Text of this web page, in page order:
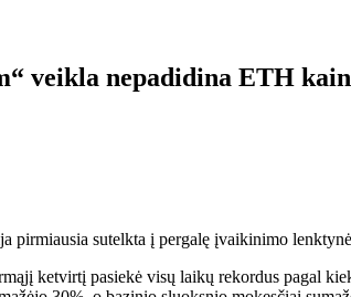
veikla nepadidina ETH
pirmiausia sutelkta į pergalę įvaikinimo
ketvirtį pasiekė visų laikų rekordus pagal